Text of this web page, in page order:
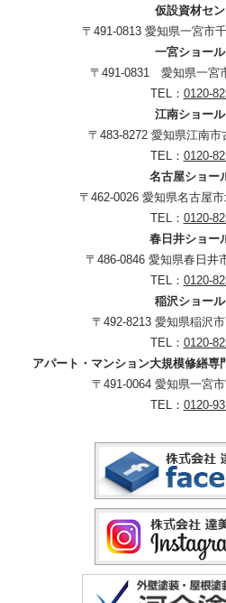
仮設資材セ
〒491-0813 愛知県一宮市
一宮ショー
〒491-0831 愛知県一宮
TEL： 0120-
江南ショー
〒483-8272 愛知県江南市
TEL： 0120-
名古屋ショー
〒462-0026 愛知県名古屋
TEL： 0120-
春日井ショー
〒486-0846 愛知県春日井
TEL： 0120-
稲沢ショー
〒492-8213 愛知県稲沢
TEL： 0120-
アパート・マンション大規模修繕
〒491-0064 愛知県一宮
TEL： 0120-